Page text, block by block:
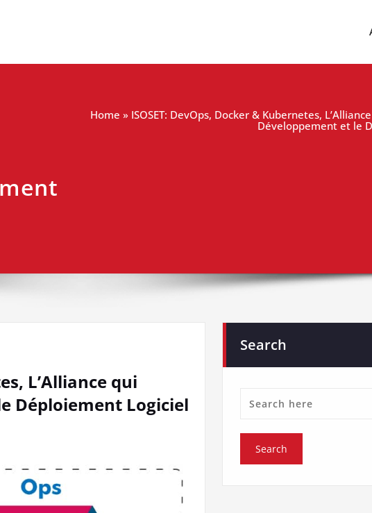
Home » ISOSET: DevOps, Docker & Kubernetes,
Développement et le
L’Alliance qui
Déploiement Logiciel
Search